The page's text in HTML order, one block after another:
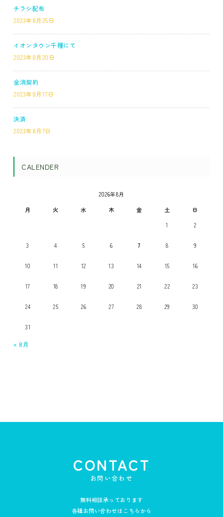
チラシ配布
2023年8月25日
イオンタウン千種にて
2023年8月20日
金消契約
2023年8月17日
決済
2023年8月7日
CALENDER
2026年8月
月
火 水 木 金 土
日
1
2
3 4 5 6 7 8 9
10 11 12 13 14 15 16
17 18 19 20 21 22 23
24 25 26 27 28 29 30
31
« 8月
CONTACT
お問い合わせ
無料相談承っております
各種お問い合わせはこちらから